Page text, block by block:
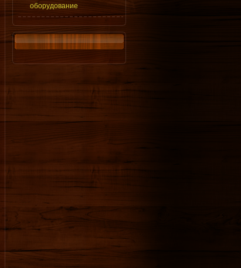
оборудование